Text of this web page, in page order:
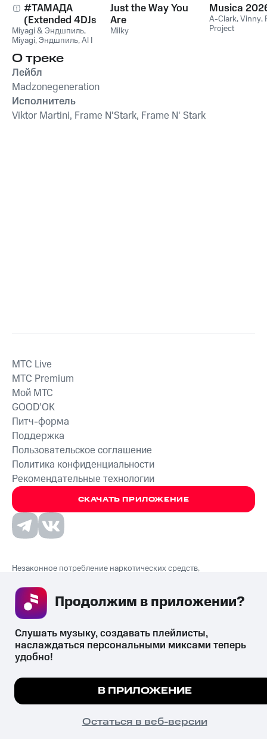
#ТАМАДА
(Extended 4DJs
Pack)
Miyagi & Эндшпиль,
Miyagi,Эндшпиль,Al I
Just the Way You
Are
Milky
Musica
A-Clark,Vinny,
Project
О треке
Лейбл
Madzonegeneration
Исполнитель
Viktor Martini, Frame N'Stark, Frame N' Stark
СКАЧАТЬ ПРИЛОЖЕНИЕ
MTС Live
MTС Premium
Мой МТС
GOOD’OK
Питч-форма
Поддержка
Пользовательское соглашение
Политика конфиденциальности
Рекомендательные технологии
Незаконное потребление наркотических средств,
их незаконный оборот запрещён и влечёт установленную
законодательством ответственность.
© 2026 ООО «КИОН».
Все права защищены
Мы используем куки, чтобы на сайте все работало.
ПОНЯТНО
Продолжим в приложении?
Слушать музыку, создавать плейлисты,
наслаждаться персональными миксами теперь
удобно!
В ПРИЛОЖЕНИЕ
Остаться в веб-версии